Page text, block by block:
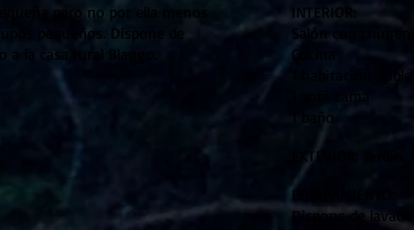
pero no por ella menos
pequeños. Dispone de
a la casa rural Blango.
INTERIOR:
Salón con
Cocina
1 habitación doble
1 sofá cama
1 baño
EXTERIOR:
EQUIPAMIENTO:
Dispone de